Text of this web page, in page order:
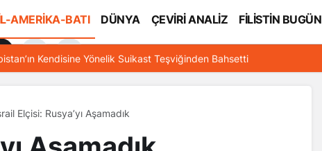
AMERİKA-BATI DÜNYA ÇEVİRİ ANALİZ FİLİSTİN BUGÜN
Kendisine Yönelik Suikast Teşviğinden Bahsetti
Elçisi: Rusya’yı Aşamadık